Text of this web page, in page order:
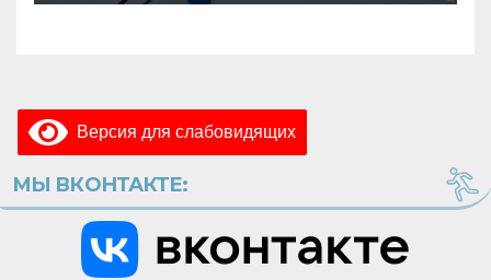
Версия для слабовидящих
МЫ ВКОНТАКТЕ: